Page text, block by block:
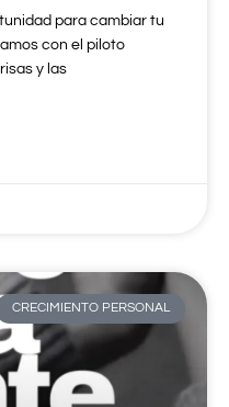
para cambiar tu
con el piloto
y las
CRECIMIENTO PERSONAL